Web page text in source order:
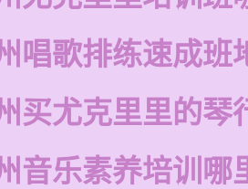
唱歌排练速成班
买尤克里里的琴
音乐素养培训哪